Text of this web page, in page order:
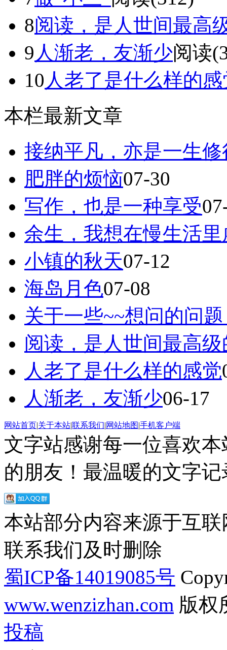
8阅读，是人世间最高
9 人渐老，友渐少阅读
10 人老了是什么样的
本栏最新文章
接纳平凡，亦是一生修
肥胖的烦恼07-30
写作，也是一种享受
余生，我想在慢生活
小镇的秋天07-12
海岛月色07-08
关于一些~~想问的问
阅读，是人世间最高
人老了是什么样的感觉
人渐老，友渐少06-17
网站首页|关于本站|联系我们|网站地图|手机客户端
文字站感谢每一位喜欢
的朋友！最温暖的文字
本站部分内容来源于互
联系我们及时删除
蜀ICP备14019085号
www.wenzizhan.com 版权
投稿